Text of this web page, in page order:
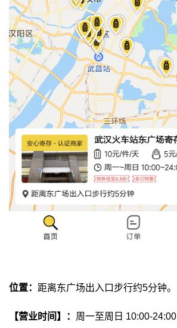
位置： 距离东广场出入口步行约5分钟。
【营业时间】： 周一至周日 10:00-24:00